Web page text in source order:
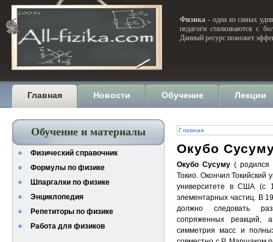
Физика - одна из самых
педагоги сталкиваются с
Данный ресурс поможет
Главная Новости Обучение Лекции
Обучение и материалы
Физический справочник
Формулы по физике
Шпаргалки по физике
Энциклопедия
Репетиторы по физике
Работа для физиков
Главная
Окубо
Окубо Сусуму ( родился
Токио. Окончил Токийский
университете в США (с
элементарных частиц. В
должно следовать
сопряженных реакций,
симметрия масс и